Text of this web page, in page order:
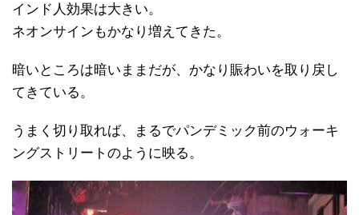
インド人効果は大きい。
ネオンサインもかなり増えてきた。
暗いところは暗いままだが、かなり賑わいを取り戻し
てきている。
うまく切り取れば、まるでパンデミック前のウォーキ
ングストリートのように映る。